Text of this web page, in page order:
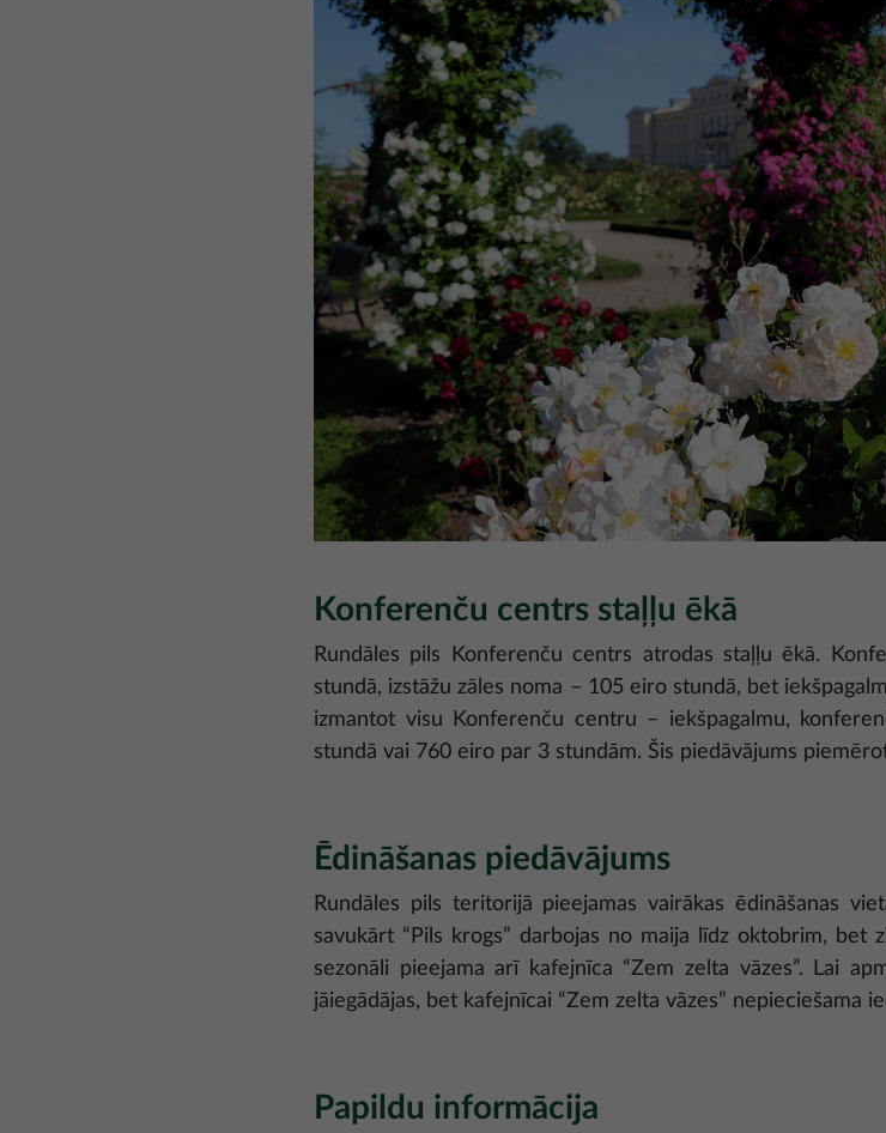
Konferenču centrs staļļu ēkā
Rundāles pils Konferenču centrs atrodas staļļu ēkā.
stundā, izstāžu zāles noma – 105 eiro stundā, bet
izmantot visu Konferenču centru – iekšpagalmu,
stundā vai 760 eiro par 3 stundām. Šis piedāvājums
Ēdināšanas piedāvājums
Rundāles pils teritorijā pieejamas vairākas ēdināšanas
savukārt “Pils krogs” darbojas no maija līdz oktobrim, bet
sezonāli pieejama arī kafejnīca “Zem zelta vāzes”. Lai
jāiegādājas, bet kafejnīcai “Zem zelta vāzes” nepieciešama
Papildu informācija